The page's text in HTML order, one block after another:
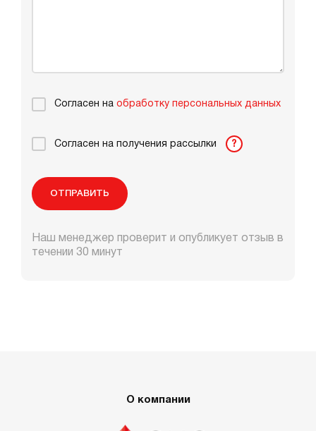
Согласен на обработку персональных данных
Согласен на получения рассылки ?
ОТПРАВИТЬ
Наш менеджер проверит и опубликует отзыв в
течении 30 минут
О компании